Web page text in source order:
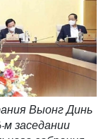
Выонг Динь
заседании